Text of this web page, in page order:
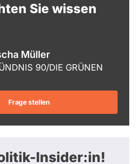
Sie wissen
Müller
90/­DIE GRÜNEN
Frage stellen
Insider:in!